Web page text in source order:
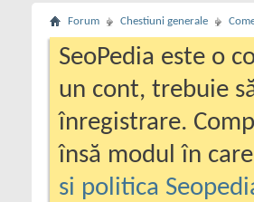
Forum Chestiuni generale
SeoPedia este o
un cont, trebuie
înregistrare.
însă modul în
si politica